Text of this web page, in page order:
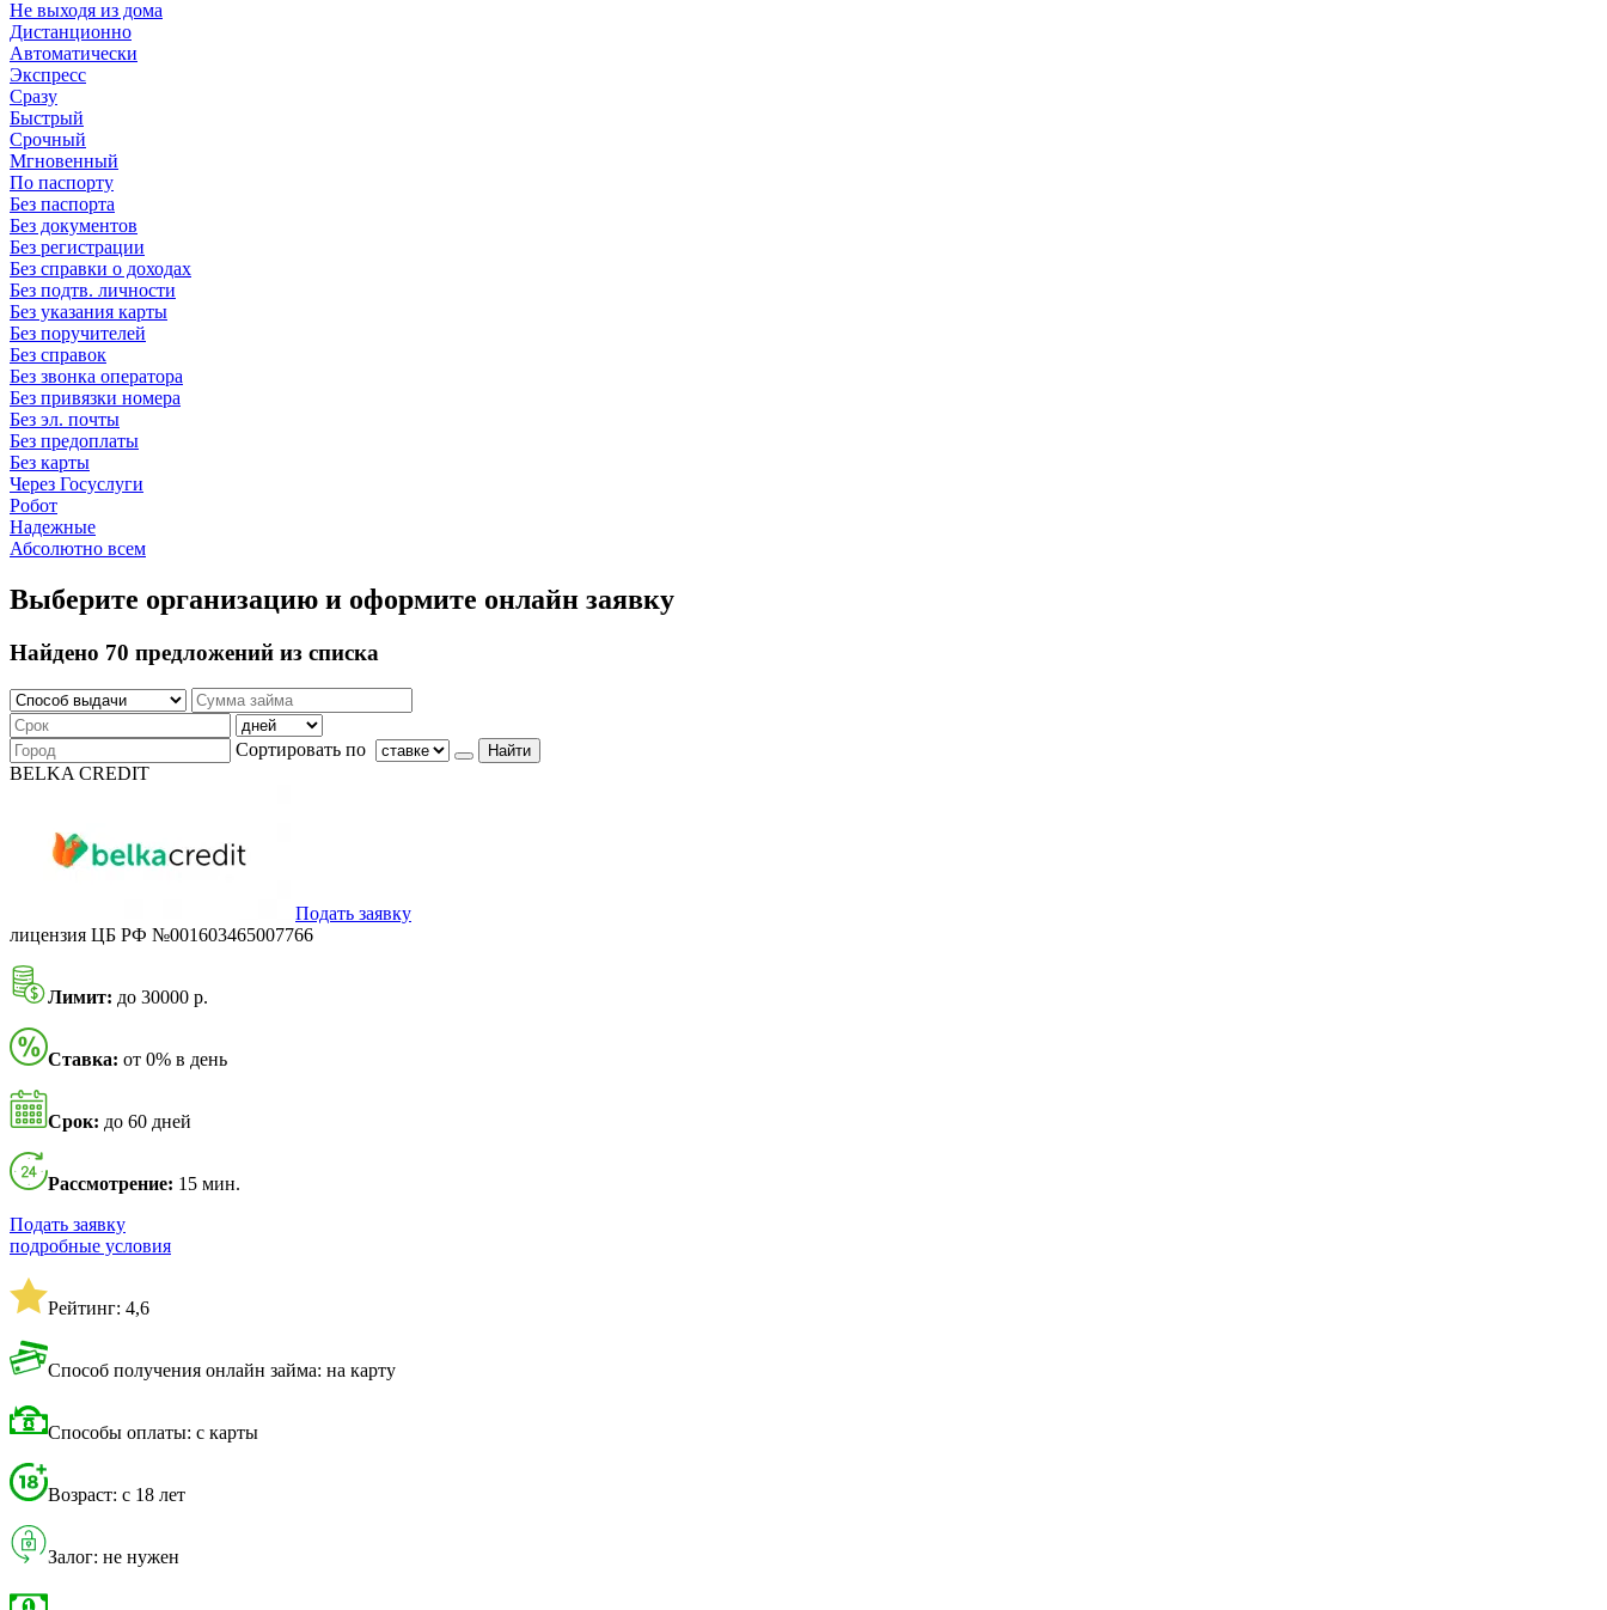
Не выходя из дома
Дистанционно
Автоматически
Экспресс
Сразу
Быстрый
Срочный
Мгновенный
По паспорту
Без паспорта
Без документов
Без регистрации
Без справки о доходах
Без подтв. личности
Без указания карты
Без поручителей
Без справок
Без звонка оператора
Без привязки номера
Без эл. почты
Без предоплаты
Без карты
Через Госуслуги
Робот
Надежные
Абсолютно всем
Выберите организацию и оформите онлайн заявку
Найдено 70 предложений из списка
Сортировать по Найти
BELKA CREDIT
Подать заявку
лицензия ЦБ РФ №001603465007766
Лимит: до 30000 р.
Ставка: от 0% в день
Срок: до 60 дней
Рассмотрение: 15 мин.
Подать заявку
подробные условия
Рейтинг: 4,6
Способ получения онлайн займа: на карту
Способы оплаты: с карты
Возраст: с 18 лет
Залог: не нужен